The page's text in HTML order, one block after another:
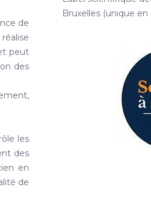
de
peut
des
les
des
en
de
Bruxelles (unique